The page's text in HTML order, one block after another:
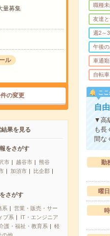
量募集
ル
の変更
果を見る
をさがす
市 越谷市
熊谷
加須市
比企郡
さがす
系
営業・販売・サー
ブ系
IT・エンジニア
護・福祉・教育系
軽
職種
友達
週2～
午後
車通
自転
ここ
自
▼高
も長
間な
勤
曜